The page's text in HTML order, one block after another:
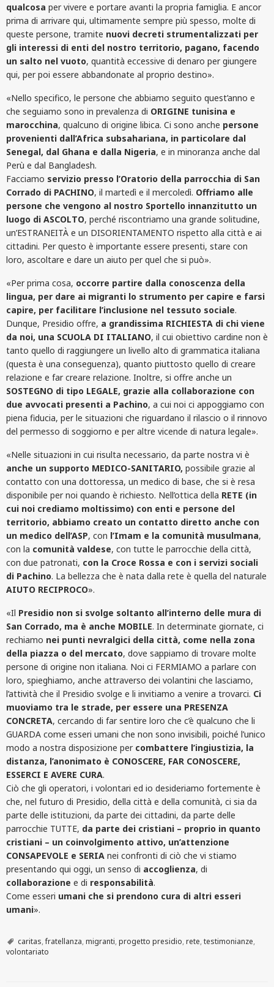
qualcosa per vivere e portare avanti la propria famiglia. E ancor
prima di arrivare qui, ultimamente sempre più spesso, molte di
queste persone, tramite nuovi decreti strumentalizzati per
gli interessi di enti del nostro territorio, pagano, facendo
un salto nel vuoto, quantità eccessive di denaro per giungere
qui, per poi essere abbandonate al proprio destino».
«Nello specifico, le persone che abbiamo seguito quest’anno e
che seguiamo sono in prevalenza di ORIGINE tunisina e
marocchina, qualcuno di origine libica. Ci sono anche persone
provenienti dall’Africa subsahariana, in particolare dal
Senegal, dal Ghana e dalla Nigeria, e in minoranza anche dal
Perù e dal Bangladesh.
Facciamo servizio presso l’Oratorio della parrocchia di San
Corrado di PACHINO, il martedì e il mercoledì. Offriamo alle
persone che vengono al nostro Sportello innanzitutto un
luogo di ASCOLTO, perché riscontriamo una grande solitudine,
un’ESTRANEITÀ e un DISORIENTAMENTO rispetto alla città e ai
cittadini. Per questo è importante essere presenti, stare con
loro, ascoltare e dare un aiuto per quel che si può».
«Per prima cosa, occorre partire dalla conoscenza della
lingua, per dare ai migranti lo strumento per capire e farsi
capire, per facilitare l’inclusione nel tessuto sociale.
Dunque, Presidio offre, a grandissima RICHIESTA di chi viene
da noi, una SCUOLA DI ITALIANO, il cui obiettivo cardine non è
tanto quello di raggiungere un livello alto di grammatica italiana
(questa è una conseguenza), quanto piuttosto quello di creare
relazione e far creare relazione. Inoltre, si offre anche un
SOSTEGNO di tipo LEGALE, grazie alla collaborazione con
due avvocati presenti a Pachino, a cui noi ci appoggiamo con
piena fiducia, per le situazioni che riguardano il rilascio o il rinnovo
del permesso di soggiorno e per altre vicende di natura legale».
«Nelle situazioni in cui risulta necessario, da parte nostra vi è
anche un supporto MEDICO-SANITARIO, possibile grazie al
contatto con una dottoressa, un medico di base, che si è resa
disponibile per noi quando è richiesto. Nell’ottica della RETE (in
cui noi crediamo moltissimo) con enti e persone del
territorio, abbiamo creato un contatto diretto anche con
un medico dell’ASP, con l’Imam e la comunità musulmana,
con la comunità valdese, con tutte le parrocchie della città,
con due patronati, con la Croce Rossa e con i servizi sociali
di Pachino. La bellezza che è nata dalla rete è quella del naturale
AIUTO RECIPROCO».
«Il Presidio non si svolge soltanto all’interno delle mura di
San Corrado, ma è anche MOBILE. In determinate giornate, ci
rechiamo nei punti nevralgici della città, come nella zona
della piazza o del mercato, dove sappiamo di trovare molte
persone di origine non italiana. Noi ci FERMIAMO a parlare con
loro, spieghiamo, anche attraverso dei volantini che lasciamo,
l’attività che il Presidio svolge e li invitiamo a venire a trovarci. Ci
muoviamo tra le strade, per essere una PRESENZA
CONCRETA, cercando di far sentire loro che c’è qualcuno che li
GUARDA come esseri umani che non sono invisibili, poiché l’unico
modo a nostra disposizione per combattere l’ingiustizia, la
distanza, l’anonimato è CONOSCERE, FAR CONOSCERE,
ESSERCI E AVERE CURA.
Ciò che gli operatori, i volontari ed io desideriamo fortemente è
che, nel futuro di Presidio, della città e della comunità, ci sia da
parte delle istituzioni, da parte dei cittadini, da parte delle
parrocchie TUTTE, da parte dei cristiani – proprio in quanto
cristiani – un coinvolgimento attivo, un’attenzione
CONSAPEVOLE e SERIA nei confronti di ciò che vi stiamo
presentando qui oggi, un senso di accoglienza, di
collaborazione e di responsabilità.
Come esseri umani che si prendono cura di altri esseri
umani».
caritas,fratellanza,migranti,progetto presidio,rete,testimonianze,
volontariato